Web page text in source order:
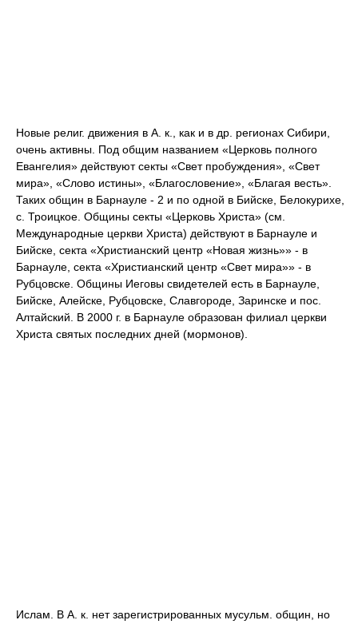
Новые религ. движения в А. к., как и в др. регионах Сибири,
очень активны. Под общим названием «Церковь полного
Евангелия» действуют секты «Свет пробуждения», «Свет
мира», «Слово истины», «Благословение», «Благая весть».
Таких общин в Барнауле - 2 и по одной в Бийске, Белокурихе,
с. Троицкое. Общины секты «Церковь Христа» (см.
Международные церкви Христа) действуют в Барнауле и
Бийске, секта «Христианский центр «Новая жизнь»» - в
Барнауле, секта «Христианский центр «Свет мира»» - в
Рубцовске. Общины Иеговы свидетелей есть в Барнауле,
Бийске, Алейске, Рубцовске, Славгороде, Заринске и пос.
Алтайский. В 2000 г. в Барнауле образован филиал церкви
Христа святых последних дней (мормонов).
Ислам. В А. к. нет зарегистрированных мусульм. общин, но